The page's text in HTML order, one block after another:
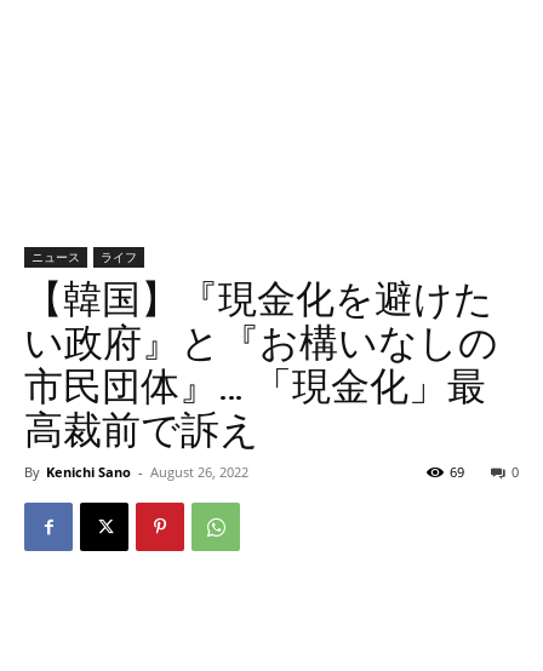
ニュース ライフ
【韓国】『現金化を避けた
い政府』と『お構いなしの
市民団体』… 「現金化」最
高裁前で訴え
By Kenichi Sano - August 26, 2022 0
69